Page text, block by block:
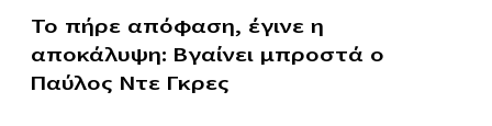
Το πήρε απόφαση, έγινε η
αποκάλυψη: Βγαίνει μπροστά ο
Παύλος Ντε Γκρες